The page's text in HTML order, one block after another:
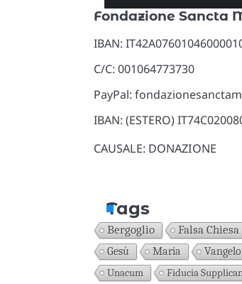
Fondazione Sancta
IBAN:
C/C: 001064773730
PayPal:
IBAN: (ESTERO)
CAUSALE: DONAZIONE
Tags
Bergoglio Falsa Chiesa
Gesù Maria Vangelo
Unacum
Fiducia